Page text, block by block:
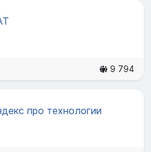
9 794
про технологии